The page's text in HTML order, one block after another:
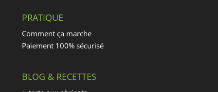
PRATIQUE
Comment ça marche
Paiement 100% sécurisé
BLOG & RECETTES